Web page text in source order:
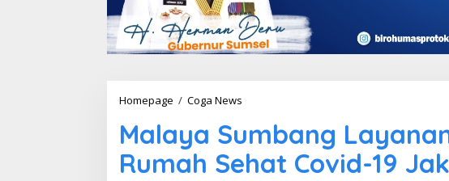
Homepage / Coga News
l
a
y
a
Malaya Sumbang
Rumah Sehat Covid-19